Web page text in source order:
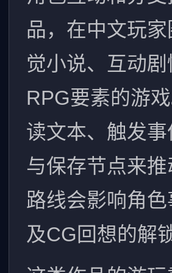
品，在中文玩
觉小说、互动
RPG要素的游
读文本、触发
与保存节点来
路线会影响角
及CG回想的解